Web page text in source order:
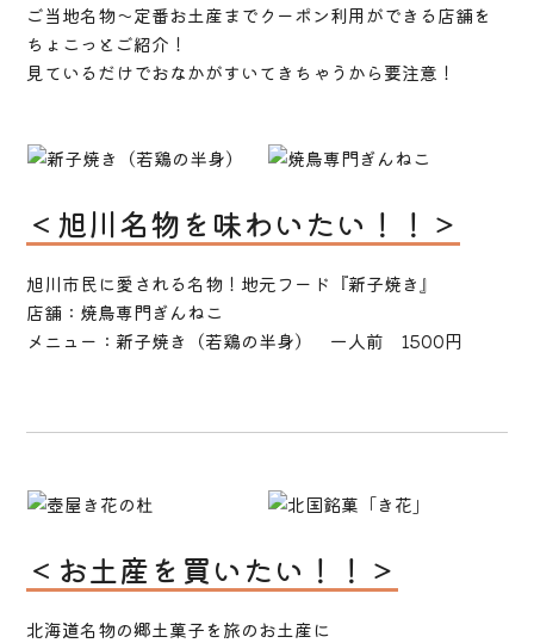
ご当地名物～定番お土産までクーポン利用ができる店舗を
ちょこっとご紹介！
見ているだけでおなかがすいてきちゃうから要注意！
＜旭川名物を味わいたい！！＞
旭川市民に愛される名物！地元フード『新子焼き』
店舗：焼鳥専門ぎんねこ
メニュー：新子焼き（若鶏の半身） 一人前 1500円
＜お土産を買いたい！！＞
北海道名物の郷土菓子を旅のお土産に